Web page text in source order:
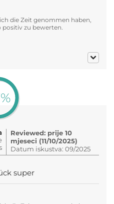
die Zeit genommen haben,
zu bewerten.
Reviewed: prije 10
mjeseci (11/10/2025)
Datum iskustva: 09/2025
super